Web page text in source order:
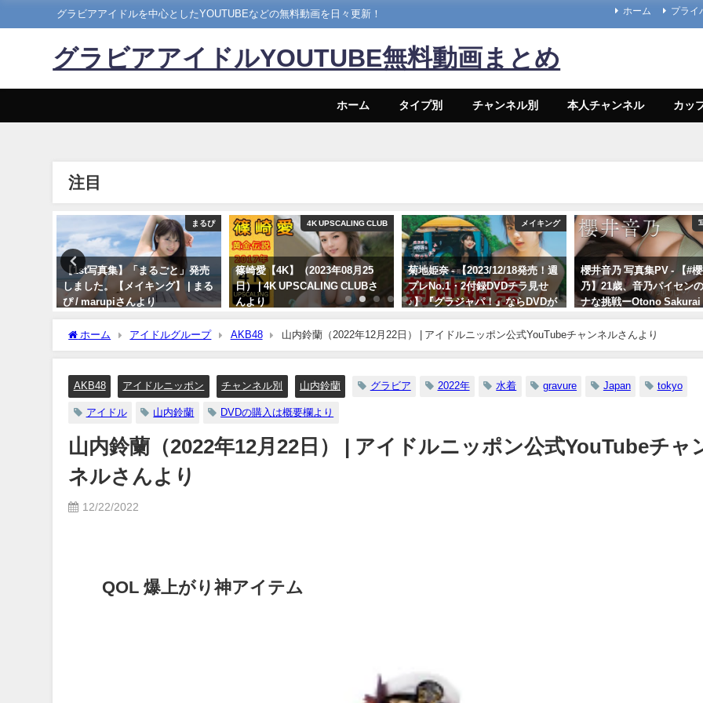
グラビアアイドルを中心としたYOUTUBEなどの無料動画を日々更新！ ホーム プライ
グラビアアイドルYOUTUBE無料動画まとめ
ホーム タイプ別 チャンネル別 本人チャンネル カッ
注目
まるぴ
【1st写真集】「まるごと」発売
しました。【メイキング】 | まる
ぴ / marupiさんより
4K UPSCALING CLUB
篠崎愛【4K】（2023年08月25
日） | 4K UPSCALING CLUBさ
んより
メイキング
菊地姫奈 - 【2023/12/18発売！週
プレNo.1・2付録DVDチラ見せ
♪】『グラジャパ！』ならDVDが
視聴できる♪ #菊地姫奈 Hina
Kikuchi（2023年12月15日） | 週
プレChannel【集英社 週刊プレ
12/15/2023
櫻井音乃 写真集PV - 【#
乃】21歳、音乃パイセン
ナな挑戦ーOtono Sakurai
年12月20日） | 週プレ
Channel【集英社 週刊プ
ーイ公式】さんより
ホーム アイドルグループ AKB48 山内鈴蘭（2022年12月22日） | アイドルニッポン公式YouTubeチャンネルさんより
AKB48 アイドルニッポン チャンネル別 山内鈴蘭 グラビア 2022年 水着 gravure Japan tokyo
アイドル 山内鈴蘭 DVDの購入は概要欄より
山内鈴蘭（2022年12月22日） | アイドルニッポン公式YouTubeチャ
ネルさんより
12/22/2022
QOL 爆上がり神アイテム